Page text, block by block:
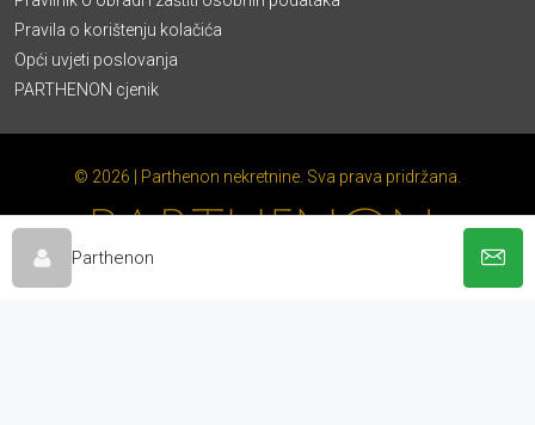
Parthenon
Pravila o korištenju kolačića
Opći uvjeti poslovanja
PARTHENON cjenik
© 2026 | Parthenon nekretnine. Sva prava pridržana.